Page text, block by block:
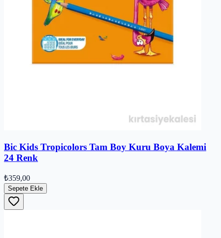
Bic Kids Tropicolors Tam Boy Kuru Boya Kalemi
24 Renk
₺359,00
Sepete Ekle